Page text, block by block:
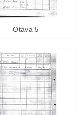
Otava 5